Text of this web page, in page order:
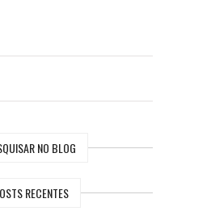
NO BLOG
RECENTES